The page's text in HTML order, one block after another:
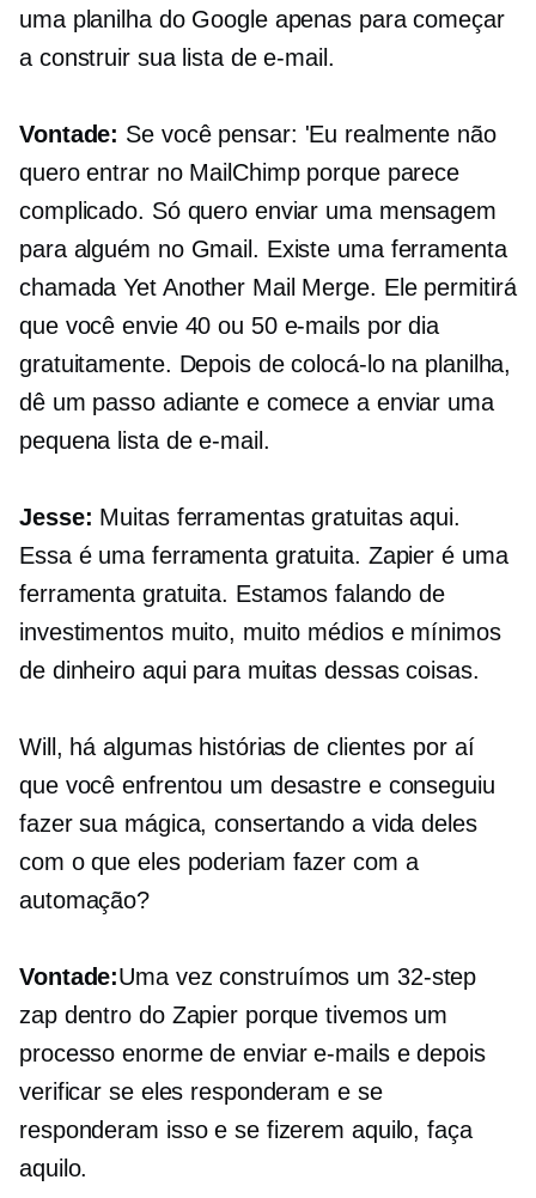
uma planilha do Google apenas para começar
a construir sua lista de e-mail.
Vontade: Se você pensar: 'Eu realmente não
quero entrar no MailChimp porque parece
complicado. Só quero enviar uma mensagem
para alguém no Gmail. Existe uma ferramenta
chamada Yet Another Mail Merge. Ele permitirá
que você envie 40 ou 50 e-mails por dia
gratuitamente. Depois de colocá-lo na planilha,
dê um passo adiante e comece a enviar uma
pequena lista de e-mail.
Jesse: Muitas ferramentas gratuitas aqui.
Essa é uma ferramenta gratuita. Zapier é uma
ferramenta gratuita. Estamos falando de
investimentos muito, muito médios e mínimos
de dinheiro aqui para muitas dessas coisas.
Will, há algumas histórias de clientes por aí
que você enfrentou um desastre e conseguiu
fazer sua mágica, consertando a vida deles
com o que eles poderiam fazer com a
automação?
Vontade:Uma vez construímos um 32-step
zap dentro do Zapier porque tivemos um
processo enorme de enviar e-mails e depois
verificar se eles responderam e se
responderam isso e se fizerem aquilo, faça
aquilo.